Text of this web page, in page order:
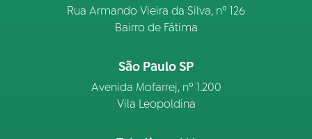
Rua Armando Vieira da Silva, nº 126
Bairro de Fátima
São Paulo SP
Avenida Mofarrej, nº 1.200
Vila Leopoldina